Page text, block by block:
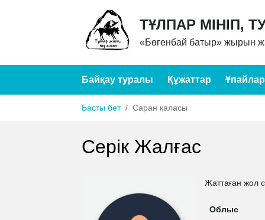
ТҰЛПАР МІНІП,
«Бөгенбай батыр» жырын
Байқау туралы Құжаттар Ұпайлар
Басты бет Саран қаласы
Серік Жалғас
Жаттаған жол
Облыс